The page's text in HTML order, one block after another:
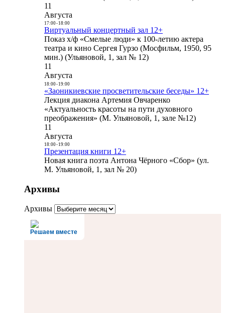
11
Августа
17:00- 18:00
Виртуальный концертный зал 12+
Показ х/ф «Смелые люди» к 100-летию актера
театра и кино Сергея Гурзо (Мосфильм, 1950, 95
мин.) (Ульяновой, 1, зал № 12)
11
Августа
18:00- 19:00
«Заоникиевские просветительские беседы» 12+
Лекция диакона Артемия Овчаренко
«Актуальность красоты на пути духовного
преображения» (М. Ульяновой, 1, зале №12)
11
Августа
18:00- 19:00
Презентация книги 12+
Новая книга поэта Антона Чёрного «Сбор» (ул.
М. Ульяновой, 1, зал № 20)
Архивы
Архивы
Решаем вместе